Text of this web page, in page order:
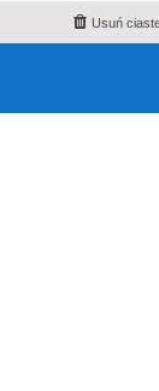
Usuń